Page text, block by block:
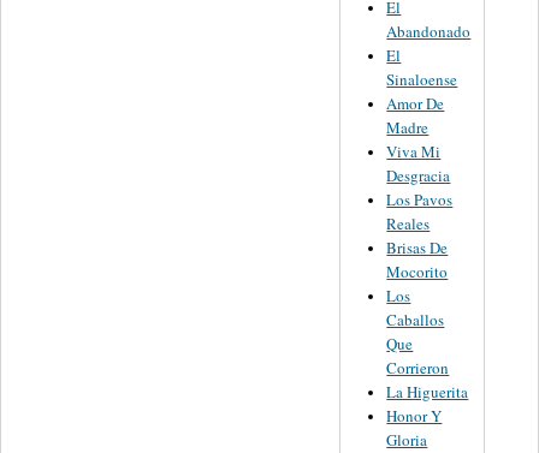
El
Abandonado
El
Sinaloense
Amor De
Madre
Viva Mi
Desgracia
Los Pavos
Reales
Brisas De
Mocorito
Los
Caballos
Que
Corrieron
La Higuerita
Honor Y
Gloria